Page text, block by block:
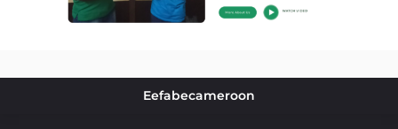
Eefabecameroon